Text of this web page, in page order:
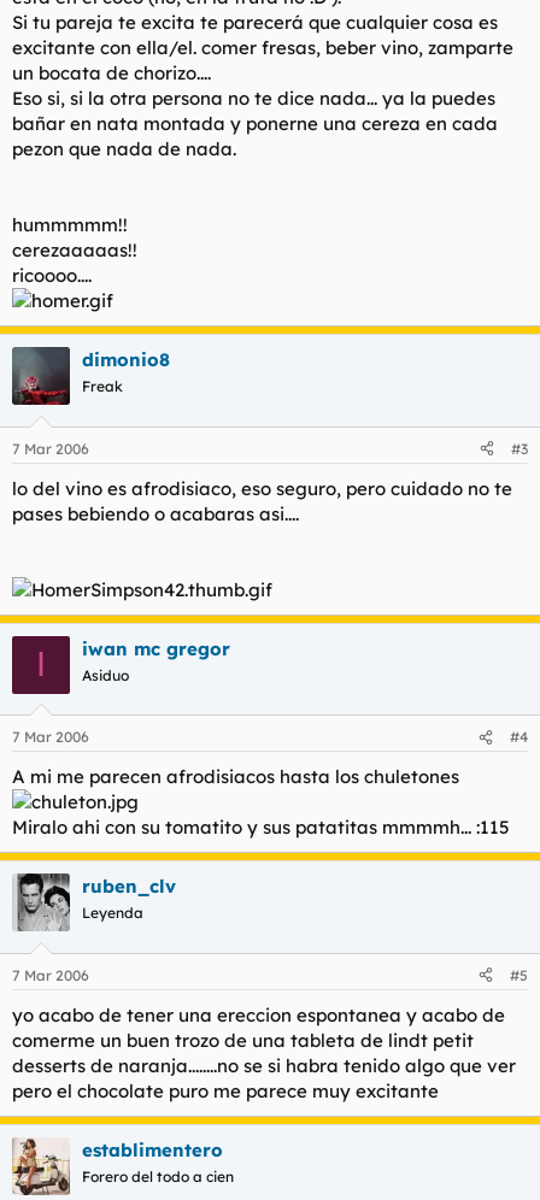
Si tu pareja te excita te parecerá que cualquier cosa es
excitante con ella/el. comer fresas, beber vino, zamparte
un bocata de chorizo....
Eso si, si la otra persona no te dice nada... ya la puedes
bañar en nata montada y ponerne una cereza en cada
pezon que nada de nada.
hummmmm!!
cerezaaaaas!!
ricoooo....
dimonio8
Freak
7 Mar 2006 #3
lo del vino es afrodisiaco, eso seguro, pero cuidado no te
pases bebiendo o acabaras asi....
I iwan mc gregor
Asiduo
7 Mar 2006 #4
A mi me parecen afrodisiacos hasta los chuletones
Miralo ahi con su tomatito y sus patatitas mmmmh... :115
ruben_clv
Leyenda
7 Mar 2006 #5
yo acabo de tener una ereccion espontanea y acabo de
comerme un buen trozo de una tableta de lindt petit
desserts de naranja........no se si habra tenido algo que ver
pero el chocolate puro me parece muy excitante
establimentero
Forero del todo a cien